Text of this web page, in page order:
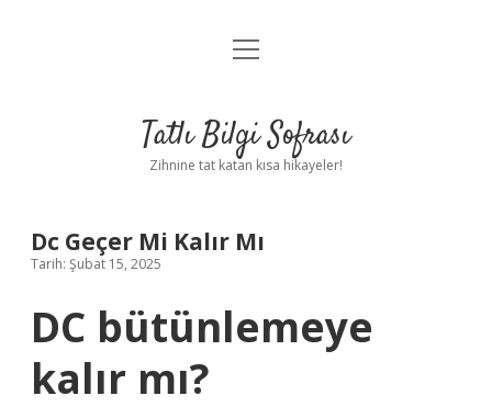
Anasayfa
Yasal Uyarı
menüyü
Tatlı Bilgi Sofrası
Zihnine tat katan kısa hikayeler!
Dc Geçer Mi Kalır Mı
Tarih: Şubat 15, 2025
DC bütünlemeye
kalır mı?